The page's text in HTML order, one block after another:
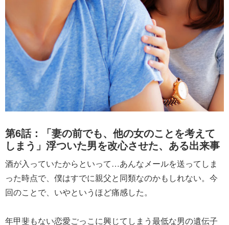
第6話：「妻の前でも、他の女のことを考えて
しまう」浮ついた男を改心させた、ある出来事
酒が入っていたからといって…あんなメールを送ってしま
った時点で、僕はすでに親父と同類なのかもしれない。今
回のことで、いやというほど痛感した。
年甲斐もない恋愛ごっこに興じてしまう最低な男の遺伝子